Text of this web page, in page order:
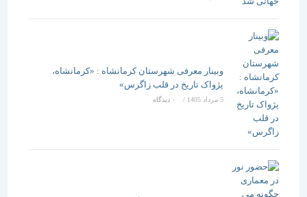
وبینار معرفی شهرستان کرمانشاه : «کرمانشاه،
پژواک تاریخ در قلب زاگرس»
5 مرداد 1405 / ۰ دیدگاه